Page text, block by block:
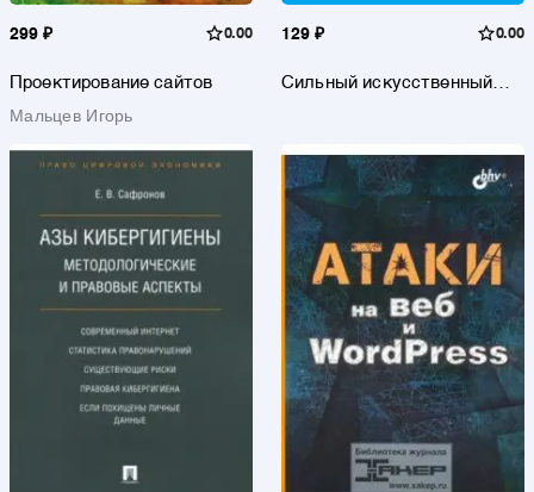
299 ₽ 0.00
Проектирование сайтов
Мальцев Игорь
129 ₽ 0.00
Сильный искусственный